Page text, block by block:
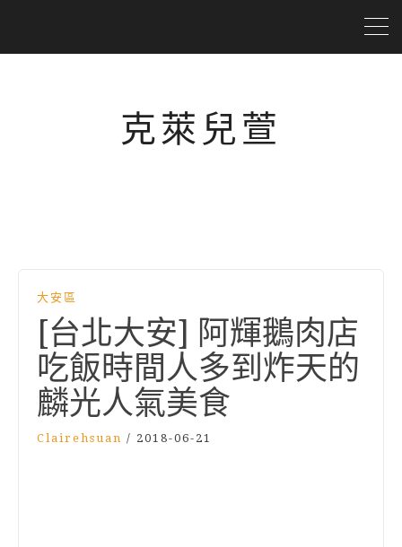
克萊兒萱
大安區
[台北大安] 阿輝鵝肉店
吃飯時間人多到炸天的
麟光人氣美食
Clairehsuan / 2018-06-21